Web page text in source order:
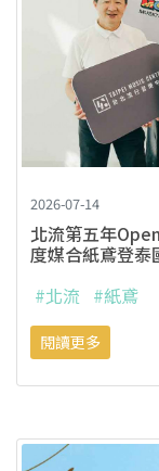
2026-07-14
北流第五年
度媒合紙鳶登泰
#北流 #紙鳶
閱讀更多